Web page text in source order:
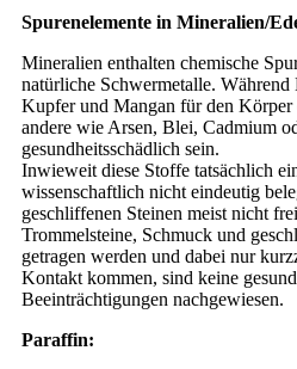
Spurenelemente in Mineralien/
Mineralien enthalten chemische
natürliche Schwermetalle.
Kupfer und Mangan für den Körper
andere wie Arsen, Blei, Cadmium
gesundheitsschädlich sein.
Inwieweit diese Stoffe tatsächlich
wissenschaftlich nicht eindeutig
geschliffenen Steinen meist nicht
Trommelsteine, Schmuck und
getragen werden und dabei nur
Kontakt kommen, sind keine
Beeinträchtigungen nachgewiesen.
Paraffin: